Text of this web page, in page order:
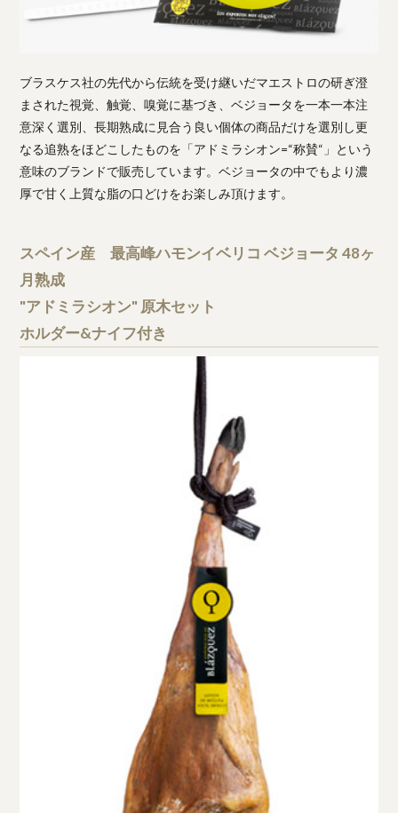
ブラスケス社の先代から伝統を受け継いだマエストロの研ぎ澄
まされた視覚、触覚、嗅覚に基づき、ベジョータを一本一本注
意深く選別、長期熟成に見合う良い個体の商品だけを選別し更
なる追熟をほどこしたものを「アドミラシオン=“称賛“」という
意味のブランドで販売しています。ベジョータの中でもより濃
厚で甘く上質な脂の口どけをお楽しみ頂けます。
スペイン産 最高峰ハモンイベリコ ベジョータ 48ヶ
月熟成
"アドミラシオン" 原木セット
ホルダー&ナイフ付き